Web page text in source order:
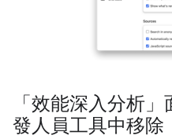
「效能深入分析
發人員工具中移除